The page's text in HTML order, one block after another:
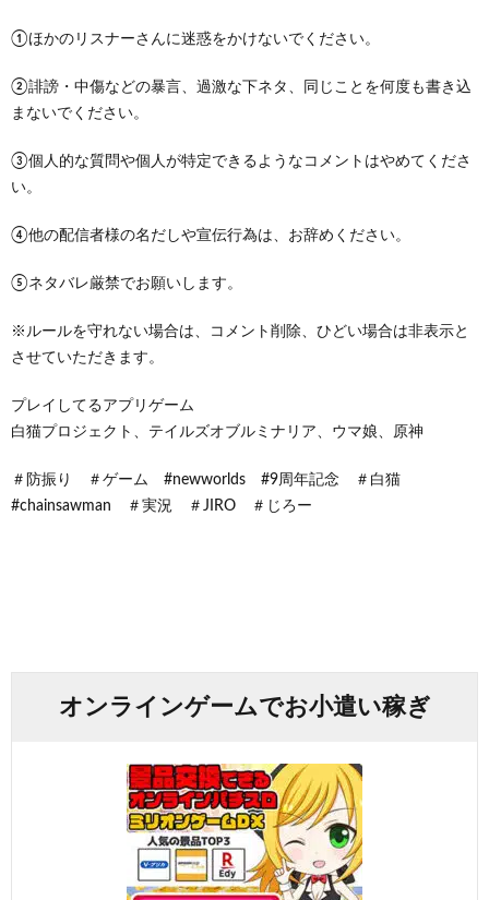
①ほかのリスナーさんに迷惑をかけないでください。
②誹謗・中傷などの暴言、過激な下ネタ、同じことを何度も書き込
まないでください。
③個人的な質問や個人が特定できるようなコメントはやめてくださ
い。
④他の配信者様の名だしや宣伝行為は、お辞めください。
⑤ネタバレ厳禁でお願いします。
※ルールを守れない場合は、コメント削除、ひどい場合は非表示と
させていただきます。
プレイしてるアプリゲーム
白猫プロジェクト、テイルズオブルミナリア、ウマ娘、原神
＃防振り ＃ゲーム #newworlds #9周年記念 ＃白猫
#chainsawman ＃実況 ＃JIRO ＃じろー
オンラインゲームでお小遣い稼ぎ